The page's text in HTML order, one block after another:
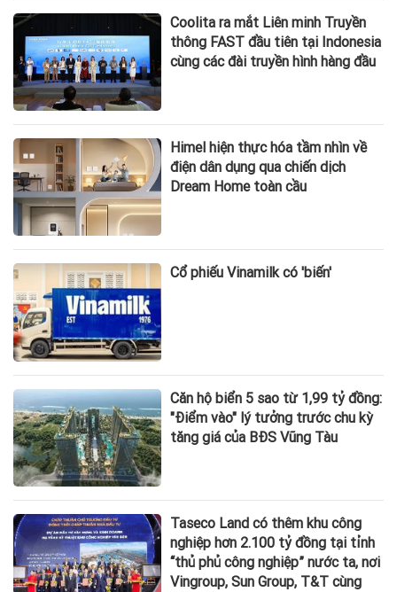
Coolita ra mắt Liên minh Truyền
thông FAST đầu tiên tại Indonesia
cùng các đài truyền hình hàng đầu
Himel hiện thực hóa tầm nhìn về
điện dân dụng qua chiến dịch
Dream Home toàn cầu
Cổ phiếu Vinamilk có 'biến'
Căn hộ biển 5 sao từ 1,99 tỷ đồng:
"Điểm vào" lý tưởng trước chu kỳ
tăng giá của BĐS Vũng Tàu
Taseco Land có thêm khu công
nghiệp hơn 2.100 tỷ đồng tại tỉnh
“thủ phủ công nghiệp” nước ta, nơi
Vingroup, Sun Group, T&T cùng